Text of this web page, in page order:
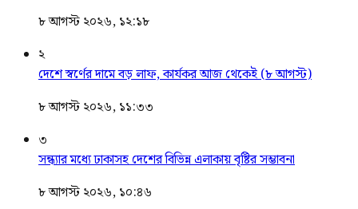
৮ আগস্ট ২০২৬, ১২:১৮
২
দেশে স্বর্ণের দামে বড় লাফ, কার্যকর আজ থেকেই (৮ আগস্ট)
৮ আগস্ট ২০২৬, ১১:৩৩
৩
সন্ধ্যার মধ্যে ঢাকাসহ দেশের বিভিন্ন এলাকায় বৃষ্টির সম্ভাবনা
৮ আগস্ট ২০২৬, ১০:৪৬